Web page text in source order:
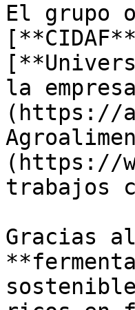
El grupo
la
(https://
(https://
trabajos
Gracias